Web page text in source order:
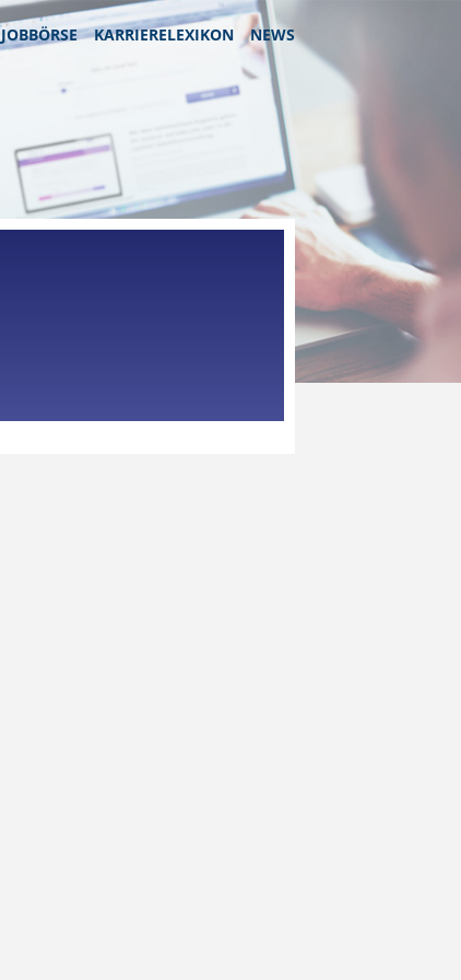
JOBBÖRSE KARRIERELEXIKON NEWS